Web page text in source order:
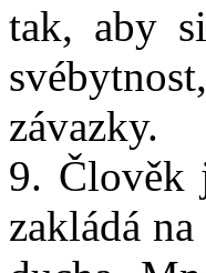
tak, aby
závazky.
9. Člověk
zakládá